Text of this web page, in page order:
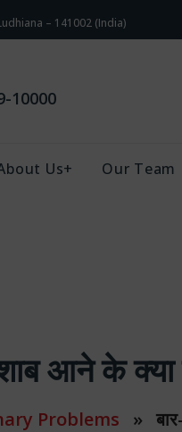
– 141002 (India)
10000
Us+ Our Team
आने के
Problems »